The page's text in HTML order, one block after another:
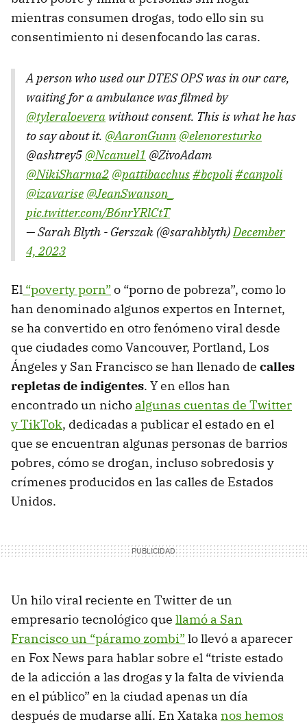
mientras consumen drogas, todo ello sin su
consentimiento ni desenfocando las caras.
A person who used our DTES OPS was in our care,
waiting for a ambulance was filmed by
@tyleraloevera without consent. This is what he has
to say about it. @AaronGunn @elenoresturko
@ashtrey5 @Ncanuel1 @ZivoAdam
@NikiSharma2 @pattibacchus#bcpoli#canpoli
@izavarise @JeanSwanson_
pic.twitter.com/B6nrYRlCtT
— Sarah Blyth - Gerszak (@sarahblyth)December
4, 2023
El “poverty porn” o “porno de pobreza”, como lo
han denominado algunos expertos en Internet,
se ha convertido en otro fenómeno viral desde
que ciudades como Vancouver, Portland, Los
Ángeles y San Francisco se han llenado de calles
repletas de indigentes. Y en ellos han
encontrado un nicho algunas cuentas de Twitter
y TikTok, dedicadas a publicar el estado en el
que se encuentran algunas personas de barrios
pobres, cómo se drogan, incluso sobredosis y
crímenes producidos en las calles de Estados
Unidos.
Un hilo viral reciente en Twitter de un
empresario tecnológico que llamó a San
Francisco un “páramo zombi” lo llevó a aparecer
en Fox News para hablar sobre el “triste estado
de la adicción a las drogas y la falta de vivienda
en el público” en la ciudad apenas un día
después de mudarse allí. En Xataka nos hemos